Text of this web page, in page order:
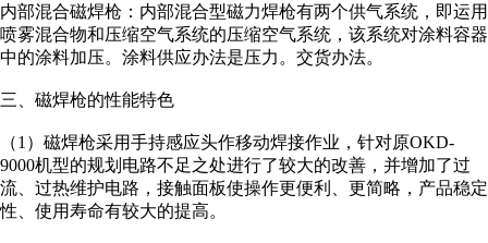
内部混合磁焊枪：内部混合型磁力焊枪有两个供气系统，即运用
喷雾混合物和压缩空气系统的压缩空气系统，该系统对涂料容器
中的涂料加压。涂料供应办法是压力。交货办法。
三、磁焊枪的性能特色
（1）磁焊枪采用手持感应头作移动焊接作业，针对原OKD-
9000机型的规划电路不足之处进行了较大的改善，并增加了过
流、过热维护电路，接触面板使操作更便利、更简略，产品稳定
性、使用寿命有较大的提高。